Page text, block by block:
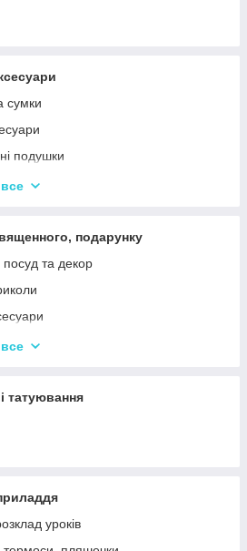
сумки
подушки
подарунку
та декор
і фотоальбоми
татуювання
уроків